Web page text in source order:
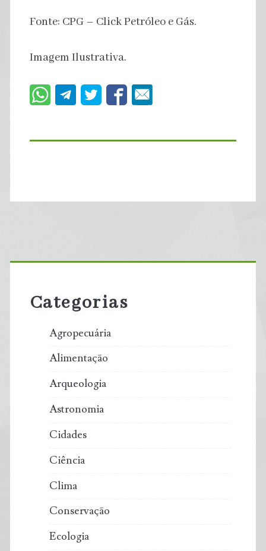
Fonte: CPG – Click Petróleo e Gás.
Imagem Ilustrativa.
Primary
Sidebar
Categorias
Agropecuária
Alimentação
Arqueologia
Astronomia
Cidades
Ciência
Clima
Conservação
Ecologia